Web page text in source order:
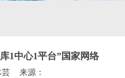
1中心1平台”国家网络
芸 来源：